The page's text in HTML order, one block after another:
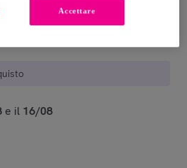
e il 16/08
Accettare